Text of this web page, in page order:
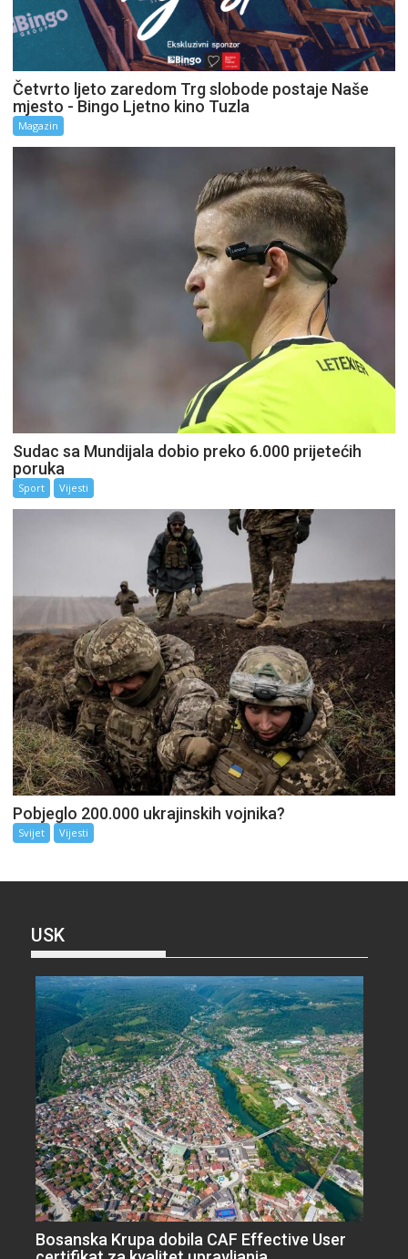
Četvrto ljeto zaredom Trg slobode postaje Naše
mjesto - Bingo Ljetno kino Tuzla
Magazin
Sudac sa Mundijala dobio preko 6.000 prijetećih
poruka
Sport Vijesti
Pobjeglo 200.000 ukrajinskih vojnika?
Svijet Vijesti
USK
Bosanska Krupa dobila CAF Effective User